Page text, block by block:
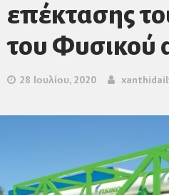
επέκτασης
του Φυσικού
28 Ιουλίου, 2020